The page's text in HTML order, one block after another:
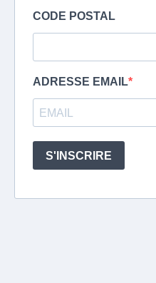
CODE POSTAL
ADRESSE EMAIL
S'INSCRIRE